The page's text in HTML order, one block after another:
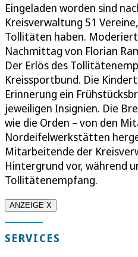
Eingeladen worden sind
Kreisverwaltung 51
Tollitäten haben.
Nachmittag von Florian
Der Erlös des
Kreissportbund. Die
Erinnerung ein
jeweiligen Insignien. Die
wie die Orden – von den
Nordeifelwerkstätten
Mitarbeitende der
Hintergrund vor, während
Tollitätenempfang.
ANZEIGE X
SERVICES